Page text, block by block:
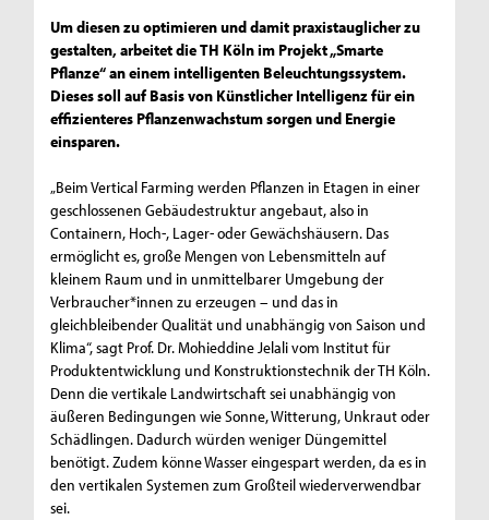
Um diesen zu optimieren und damit praxistauglicher zu
gestalten, arbeitet die TH Köln im Projekt „Smarte
Pflanze“ an einem intelligenten Beleuchtungssystem.
Dieses soll auf Basis von Künstlicher Intelligenz für ein
effizienteres Pflanzenwachstum sorgen und Energie
einsparen.
„Beim Vertical Farming werden Pflanzen in Etagen in einer
geschlossenen Gebäudestruktur angebaut, also in
Containern, Hoch-, Lager- oder Gewächshäusern. Das
ermöglicht es, große Mengen von Lebensmitteln auf
kleinem Raum und in unmittelbarer Umgebung der
Verbraucher*innen zu erzeugen – und das in
gleichbleibender Qualität und unabhängig von Saison und
Klima“, sagt Prof. Dr. Mohieddine Jelali vom Institut für
Produktentwicklung und Konstruktionstechnik der TH Köln.
Denn die vertikale Landwirtschaft sei unabhängig von
äußeren Bedingungen wie Sonne, Witterung, Unkraut oder
Schädlingen. Dadurch würden weniger Düngemittel
benötigt. Zudem könne Wasser eingespart werden, da es in
den vertikalen Systemen zum Großteil wiederverwendbar
sei.